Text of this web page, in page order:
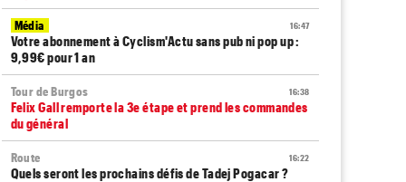
16:47
Média
Votre abonnement à Cyclism'Actu sans pub ni pop up :
9,99€ pour 1 an
16:38
Tour de Burgos
Felix Gall remporte la 3e étape et prend les commandes
du général
16:22
Route
Quels seront les prochains défis de Tadej Pogacar ?